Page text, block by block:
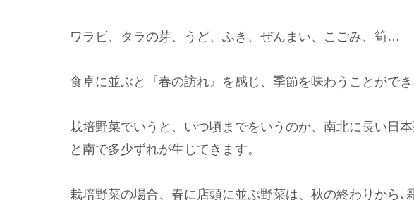
ワラビ、タラの芽、うど、ふき、ぜんまい、こごみ、筍…
食卓に並ぶと『春の訪れ』を感じ、季節を味わうことができ
栽培野菜でいうと、いつ頃までをいうのか、南北に長い日
と南で多少ずれが生じてきます。
栽培野菜の場合、春に店頭に並ぶ野菜は、秋の終わりから､